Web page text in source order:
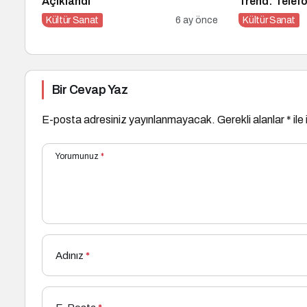
Kültür Sanat 6 ay önce Kültür Sanat
Bir Cevap Yaz
E-posta adresiniz yayınlanmayacak. Gerekli alanlar* ile
Yorumunuz *
Adınız *